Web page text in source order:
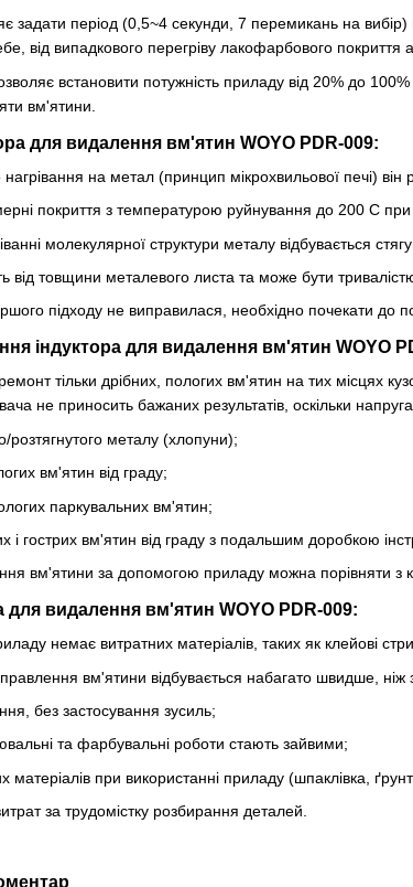
задати період (0,5~4 секунди, 7 перемикань на
від випадкового перегріву лакофарбового покриття
встановити потужність приладу від 20% до
вм'ятини.
для видалення вм'ятин WOYO PDR-009:
нагрівання на метал (принцип мікрохвильової печі) він
покриття з температурою руйнування до 200 С
молекулярної структури металу відбувається
від товщини металевого листа та може бути
підходу не виправилася, необхідно почекати до
індуктора для видалення вм'ятин WOYO
тільки дрібних, пологих вм'ятин на тих місцях
не приносить бажаних результатів, оскільки
розтягнутого металу (хлопуни);
вм'ятин від граду;
паркувальних вм'ятин;
і гострих вм'ятин від граду з подальшим доробкою
вм'ятини за допомогою приладу можна порівняти з
для видалення вм'ятин WOYO PDR-009:
немає витратних матеріалів, таких як клейові
вм'ятини відбувається набагато швидше,
без застосування зусиль;
та фарбувальні роботи стають зайвими;
матеріалів при використанні приладу (шпаклівка,
за трудомістку розбирання деталей.